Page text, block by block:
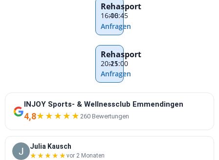
Rehasport
16:00
–16:45
Anfragen
Rehasport
20:15
–21:00
Anfragen
INJOY Sports- & Wellnessclub Emmendingen
4,8★★★★★
★★★★★ 260 Bewertungen
Julia Kausch
★★★★★
★★★★★ vor 2 Monaten